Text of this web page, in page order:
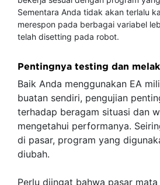
Sementara Anda tidak akan terlalu
merespon pada berbagai variabel
telah disetting pada robot.
Pentingnya testing dan
Baik Anda menggunakan EA
buatan sendiri, pengujian
terhadap beragam situasi dan
mengetahui performanya.
di pasar, program yang
diubah.
Perlu diingat bahwa pasar